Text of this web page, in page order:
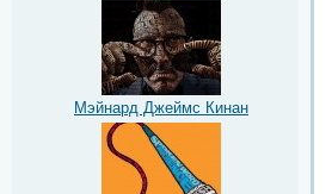
Мэйнард Джеймс Кинан